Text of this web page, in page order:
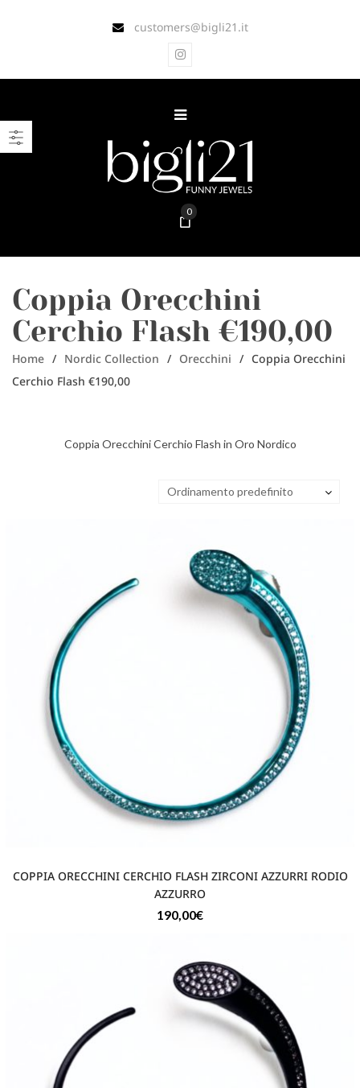
customers@bigli21.it
0
Coppia Orecchini
Cerchio Flash €190,00
Home / Nordic Collection / Orecchini / Coppia Orecchini
Cerchio Flash €190,00
Coppia Orecchini Cerchio Flash in Oro Nordico
Ordinamento predefinito
COPPIA ORECCHINI CERCHIO FLASH ZIRCONI AZZURRI RODIO
AZZURRO
190,00€